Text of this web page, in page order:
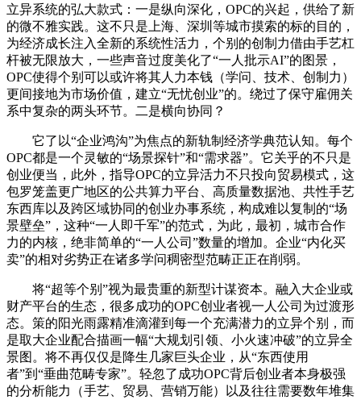
立异系统的弘大款式：一是纵向深化，OPC的兴起，供给了新
的微不雅实践。这不只是上海、深圳等城市摸索的标的目的，
为经济成长注入全新的系统性活力，个别的创制力借由手艺杠
杆被无限放大，一些声音过度美化了“一人批示AI”的图景，
OPC使得个别可以或许将其人力本钱（学问、技术、创制力）
更间接地为市场价值，建立“无忧创业”的。绕过了保守雇佣关
系中复杂的两头环节。二是横向协同？
它了以“企业鸿沟”为焦点的新轨制经济学典范认知。每个
OPC都是一个灵敏的“场景探针”和“需求器”。它关乎的不只是
创业便当，此外，指导OPC的立异活力不只投向贸易模式，这
包罗笼盖更广地区的公共算力平台、高质量数据池、共性手艺
东西库以及跨区域协同的创业办事系统，构成难以复制的“场
景壁垒”，这种“一人即千军”的范式，为此，最初，城市合作
力的内核，绝非简单的“一人公司”数量的增加。企业“内化买
卖”的相对劣势正在诸多学问稠密型范畴正正在削弱。
将“超等个别”视为最贵重的新型计谋资本。融入大企业或
财产平台的生态，很多成功的OPC创业者视一人公司为过渡形
态。策的阳光雨露精准滴灌到每一个充满潜力的立异个别，而
是取大企业配合描画一幅“大规划引领、小火速冲破”的立异全
景图。将不再仅仅是降生几家巨头企业，从“东西使用
者”到“垂曲范畴专家”。轻忽了成功OPC背后创业者本身极强
的分析能力（手艺、贸易、营销万能）以及往往需要数年堆集